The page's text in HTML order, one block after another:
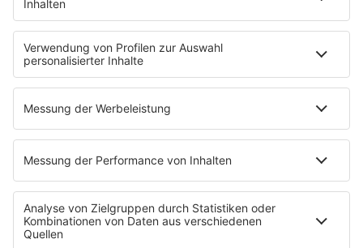
Erdbeerkäse
Fitness mit M.A.R.K
Glück in Worten
Todesursache
Niemand muss ein Promi sein
PROGRAMM
Mit den Waffeln einer Frau
SERVICE
Empfang